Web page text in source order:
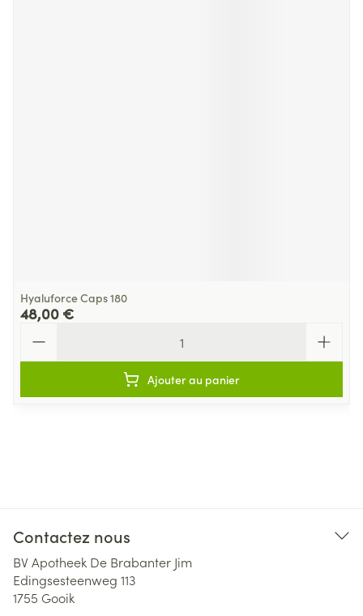
Hyaluforce Caps 180
48,00 €
Ajouter au panier
Contactez nous
BV Apotheek De Brabanter Jim
Edingsesteenweg 113
1755 Gooik